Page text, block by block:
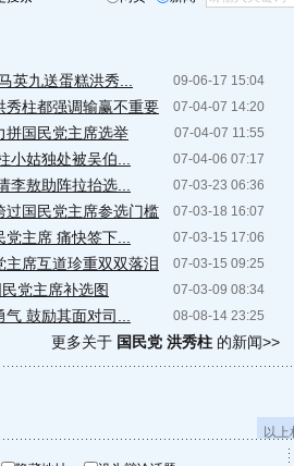
09-06-17 15:04
英九送蛋糕洪秀...
07-04-07 14:20
秀柱都强调输赢不重要
07-04-07 11:55
拼国民党主席选举
07-04-06 07:17
小姑独处被吴伯...
07-03-23 06:36
李敖助阵拉抬选...
07-03-18 16:07
过国民党主席参选门槛
07-03-15 17:06
主席 痛快签下...
07-03-15 09:25
席互道珍重双双落泪
07-03-09 08:34
党主席补选图
08-08-14 23:25
鼓励其面对司...
更多关于 国民党 洪秀柱 的新闻>>
以